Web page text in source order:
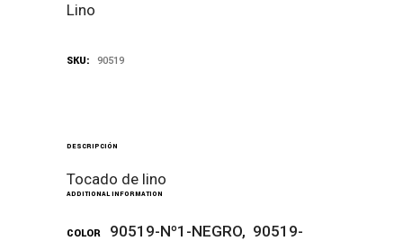
Lino
SKU: 90519
DESCRIPCIÓN
Tocado de lino
ADDITIONAL INFORMATION
COLOR
90519-Nº1-NEGRO, 90519-